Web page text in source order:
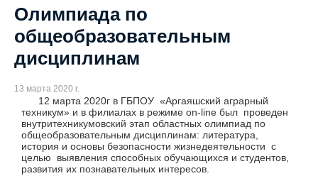
Олимпиада по
общеобразовательным
дисциплинам
13 марта 2020 г.
12 марта 2020г в ГБПОУ «Аргаяшский аграрный
техникум» и в филиалах в режиме on-line был проведен
внутритехникумовский этап областных олимпиад по
общеобразовательным дисциплинам: литература,
история и основы безопасности жизнедеятельности с
целью выявления способных обучающихся и студентов,
развития их познавательных интересов.